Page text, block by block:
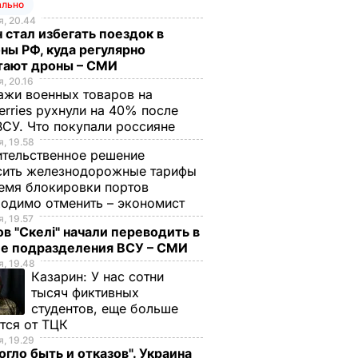
в
В
Тымчук: Боевики
предприняли три
попытки атаковать
украинские позиции
25 марта,
ВОЙНА В
20.44
стал избегать поездок в
РФ, куда регулярно
дроны – СМИ
20.16
военных товаров на
рухнули на 40% после
Что покупали россияне
19.58
решение
железнодорожные тарифы
блокировки портов
отменить – экономист
19.57
"Скелі" начали переводить в
подразделения ВСУ – СМИ
19.48
Казарин: У нас сотни
тысяч фиктивных
студентов, еще больше
от ТЦК
19.29
быть и отказов". Украина